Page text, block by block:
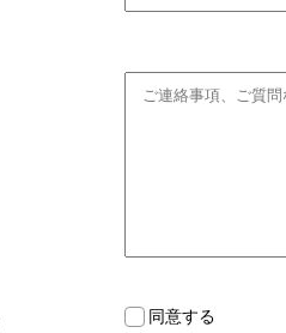
同意する